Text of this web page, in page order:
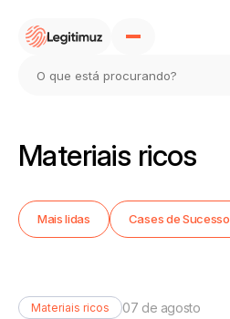
Home
Sobre
Blog
Materiais ricos
Mais lidas Cases de Sucesso
Materiais ricos 07 de agosto